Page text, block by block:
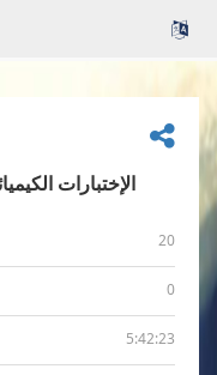
الإختبارات
20
0
5:42:23